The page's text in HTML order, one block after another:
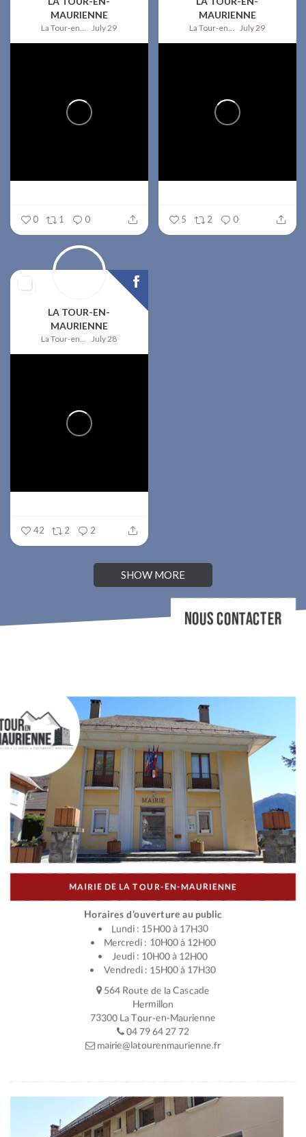
MAURIENNE
La Tour-en-Maurienne July 29
0 1 0
MAURIENNE
La Tour-en-Maurienne July 29
5 2 0
LA TOUR-EN-
MAURIENNE
La Tour-en-Maurienne July 28
42 2 2
SHOW MORE
NOUS CONTACTER
MAIRIE DE LA TOUR-EN-MAURIENNE
Horaires d’ouverture au public
Lundi : 15H00 à 17H30
Mercredi : 10H00 à 12H00
Jeudi : 10H00 à 12H00
Vendredi : 15H00 à 17H30
564 Route de la Cascade
Hermillon
73300 La Tour-en-Maurienne
04 79 64 27 72
mairie@latourenmaurienne.fr